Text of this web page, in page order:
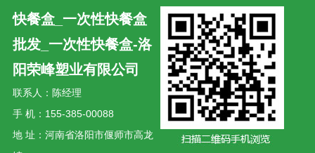
快餐盒_一次性快餐盒
批发_一次性快餐盒-洛
阳荣峰塑业有限公司
联系人：陈经理
手 机：155-385-00088
地 址：河南省洛阳市偃师市高龙